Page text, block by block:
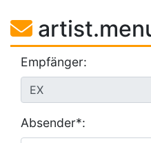
Empfänger:
Absender*: